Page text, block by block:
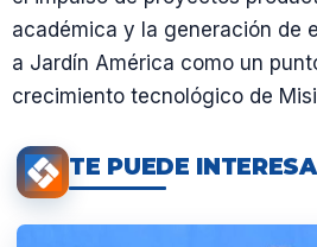
académica y la generación de
a Jardín América como un
crecimiento tecnológico de
TE PUEDE